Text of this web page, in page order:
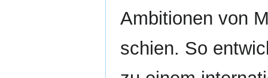
Ambitionen von
schien. So